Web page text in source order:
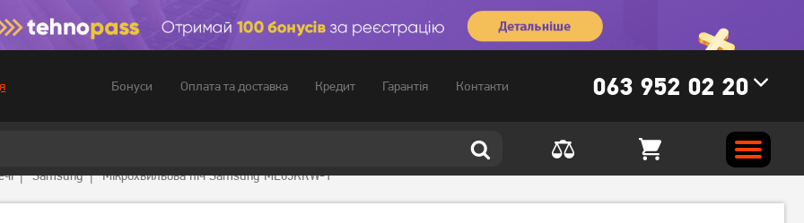
Бонуси Оплата та доставка Кредит Гарантія Контакти 063 952 02 20
Samsung Мікрохвильова піч Samsung ME83KRW-1